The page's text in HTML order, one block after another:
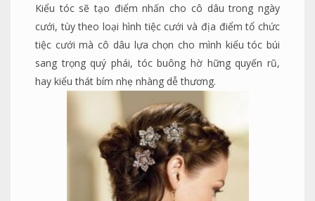
Kiểu tóc sẽ tạo điểm nhấn cho cô dâu trong ngày
cưới, tùy theo loại hình tiệc cưới và địa điểm tổ chức
tiệc cưới mà cô dâu lựa chọn cho mình kiểu tóc búi
sang trọng quý phái, tóc buông hờ hững quyến rũ,
hay kiểu thát bím nhẹ nhàng dễ thương.